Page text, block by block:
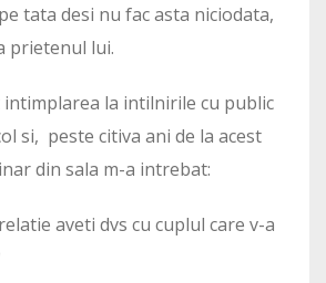
tata desi nu fac asta niciodata,
prietenul lui.
la intilnirile cu public
si, peste citiva ani de la acest
din sala m-a intrebat:
aveti dvs cu cuplul care v-a